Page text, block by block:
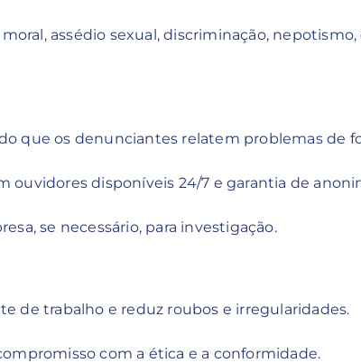
assédio sexual, discriminação,
que os denunciantes relatem problemas de
ouvidores disponíveis 24/7 e garantia de
se necessário, para investigação.
de trabalho e reduz roubos e irregularidades.
com a ética e a conformidade.